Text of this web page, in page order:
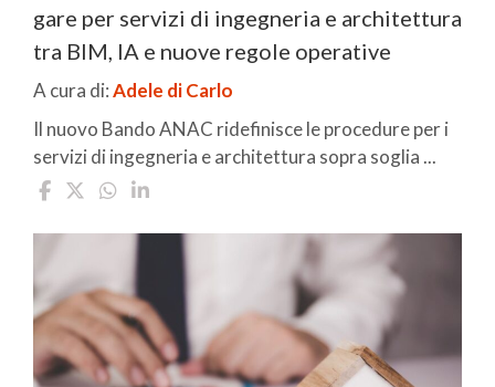
gare per servizi di ingegneria e architettura
tra BIM, IA e nuove regole operative
A cura di:Adele di Carlo
Il nuovo Bando ANAC ridefinisce le procedure per i
servizi di ingegneria e architettura sopra soglia ...